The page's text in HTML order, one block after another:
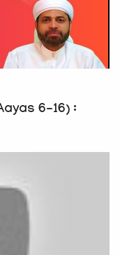
6-16) :